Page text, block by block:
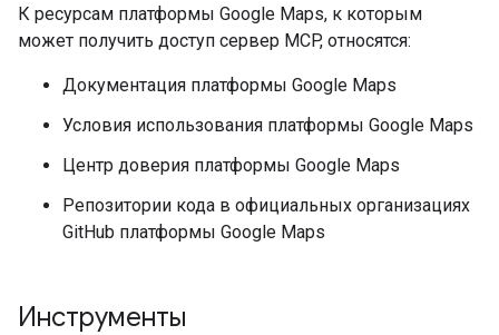
К ресурсам платформы Google Maps, к которым
может получить доступ сервер MCP, относятся:
Документация платформы Google Maps
Условия использования платформы Google Maps
Центр доверия платформы Google Maps
Репозитории кода в официальных организациях
GitHub платформы Google Maps
Инструменты